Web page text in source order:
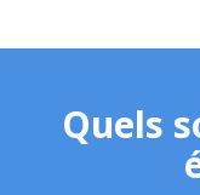
Quels